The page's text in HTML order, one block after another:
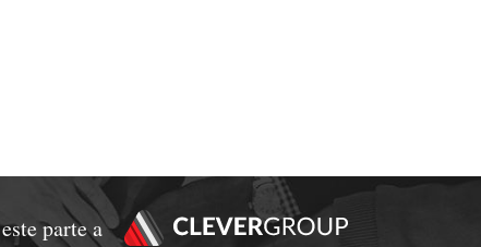
este parte a